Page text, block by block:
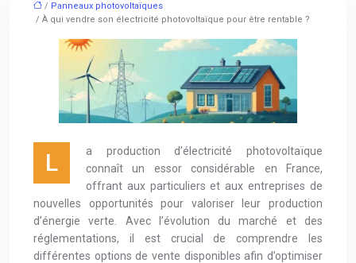
/ Panneaux photovoltaïques
/ À qui vendre son électricité photovoltaïque pour être rentable ?
L
a production d’électricité photovoltaïque
connaît un essor considérable en France,
offrant aux particuliers et aux entreprises de
nouvelles opportunités pour valoriser leur production
d’énergie verte. Avec l’évolution du marché et des
réglementations, il est crucial de comprendre les
différentes options de vente disponibles afin d’optimiser